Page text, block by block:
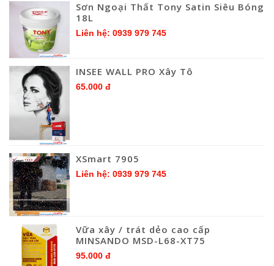
Sơn Ngoại Thất Tony Satin Siêu Bóng
18L
Liên hệ: 0939 979 745
INSEE WALL PRO Xây Tô
65.000 đ
XSmart 7905
Liên hệ: 0939 979 745
Vữa xây / trát dẻo cao cấp
MINSANDO MSD-L68-XT75
95.000 đ